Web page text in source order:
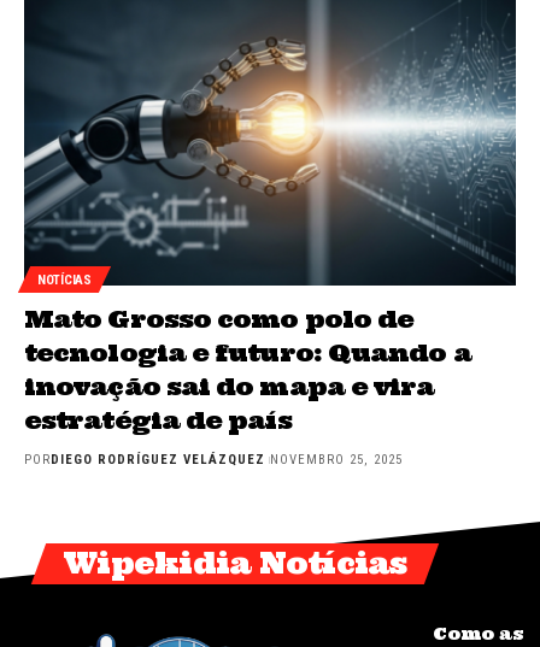
NOTÍCIAS
Mato Grosso como polo de
tecnologia e futuro: Quando a
inovação sai do mapa e vira
estratégia de país
POR DIEGO RODRÍGUEZ VELÁZQUEZ NOVEMBRO 25, 2025
Wipekidia Notícias
Como as